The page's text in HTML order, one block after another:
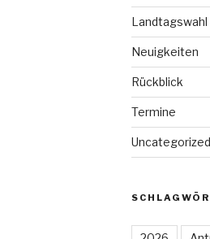
Landtagswahl
Neuigkeiten
Rückblick
Termine
Uncategorized